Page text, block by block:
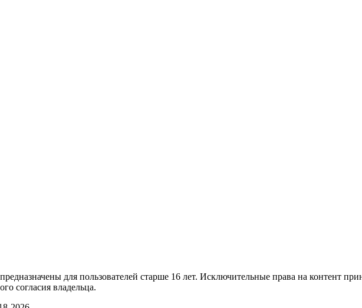
для пользователей старше 16 лет. Исключительные права на контент
согласия владельца.